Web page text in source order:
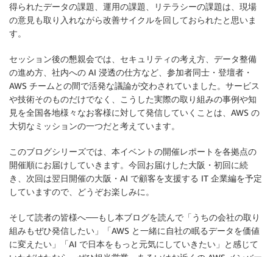
得られたデータの課題、運用の課題、リテラシーの課題は、現場
の意見も取り入れながら改善サイクルを回しておられたと思いま
す。
セッション後の懇親会では、セキュリティの考え方、データ整備
の進め方、社内への AI 浸透の仕方など、参加者同士・登壇者・
AWS チームとの間で活発な議論が交わされていました。サービス
や技術そのものだけでなく、こうした実際の取り組みの事例や知
見を全国各地様々なお客様に対して発信していくことは、AWS の
大切なミッションの一つだと考えています。
このブログシリーズでは、本イベントの開催レポートを各拠点の
開催順にお届けしていきます。今回お届けした大阪・初回に続
き、次回は翌日開催の大阪・AI で顧客を支援する IT 企業編を予定
していますので、どうぞお楽しみに。
そして読者の皆様へ──もし本ブログを読んで「うちの会社の取り
組みもぜひ発信したい」「AWS と一緒に自社の眠るデータを価値
に変えたい」「AI で日本をもっと元気にしていきたい」と感じて